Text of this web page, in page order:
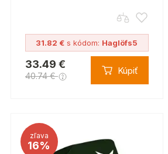
31.82 € s kódom: Haglöfs5
33.49 €
40.74 € Kúpiť
zľava
16%